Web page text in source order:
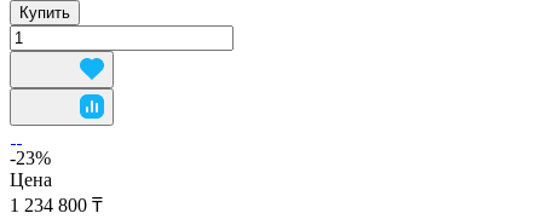
Купить
-23%
Цена
1 234 800 ₸